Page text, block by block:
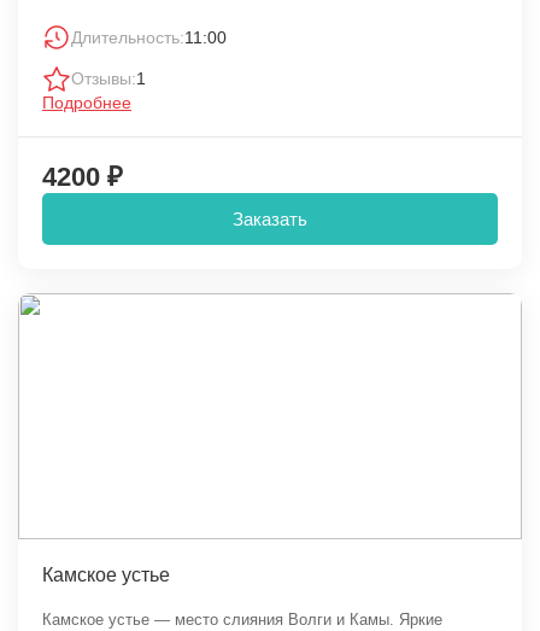
Длительность:11:00
Отзывы:1
Подробнее
4200 ₽
Заказать
Камское устье
Камское устье — место слияния Волги и Камы. Яркие